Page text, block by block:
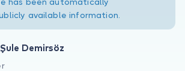
available information.
Şule Demirsöz